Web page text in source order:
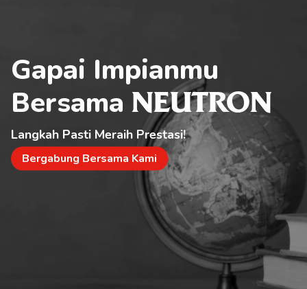
Gapai Impianmu
Bersama NEUTRON
Langkah Pasti Meraih Prestasi!
Bergabung Bersama Kami